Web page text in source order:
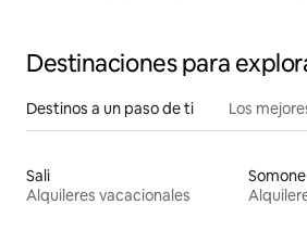
Destinaciones para
Destinos a un paso de ti Los
Sali
Alquileres vacacionales
Somone